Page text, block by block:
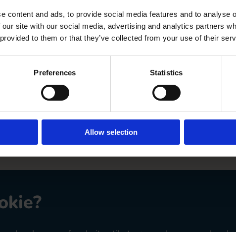
content and ads, to provide social media features and to analyse
site with our social media, advertising and analytics partners
to them or that they’ve collected from your use of their
Preferences Statistics
Allow selection
når du lukker din session ned. Vi bruger
og de sætter en cookie, der gemmer din cookie-
besøgende og registrere hvilke undersider der
og kan ikke henføres til navngivne brugere.
dine cookies?
ved at ændre indstillingerne i din browser.
cookies fra din enhed.